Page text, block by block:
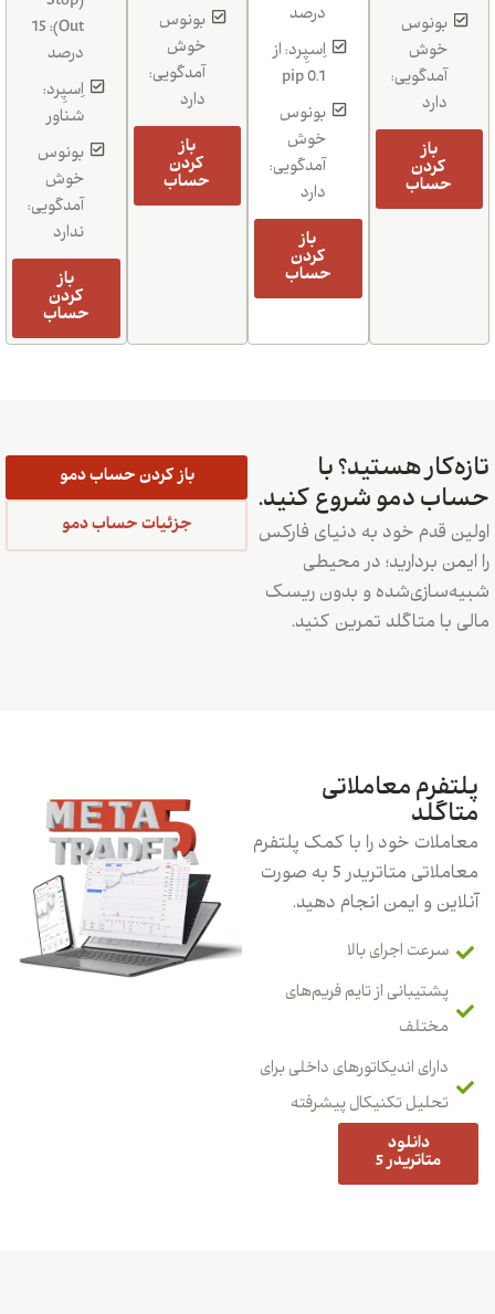
بونوس
خوش
آمدگویی:
دارد
باز
کردن
حساب
درصد
اِسپِرد: از
0.1 pip
بونوس
خوش
آمدگویی:
دارد
باز
کردن
حساب
بونوس
خوش
آمدگویی:
دارد
باز
کردن
حساب
Out): 15
درصد
اِسپِرد:
شناور
بونوس
خوش
آمدگویی:
ندارد
باز
کردن
حساب
تازه‌کار هستید؟ با
حساب دمو شروع کنید.
اولین قدم خود به دنیای فارکس
را ایمن بردارید؛ در محیطی
شبیه‌سازی‌شده و بدون ریسک
مالی با متاگلد تمرین کنید.
باز کردن حساب دمو
جزئیات حساب دمو
پلتفرم معاملاتی
متاگلد
معاملات خود را با کمک پلتفرم
معاملاتی متاتریدر 5 به صورت
آنلاین و ایمن انجام دهید.
سرعت اجرای بالا
پشتیبانی از تایم فریم‌های
مختلف
دارای اندیکاتورهای داخلی برای
تحلیل تکنیکال پیشرفته
دانلود
متاتریدر 5